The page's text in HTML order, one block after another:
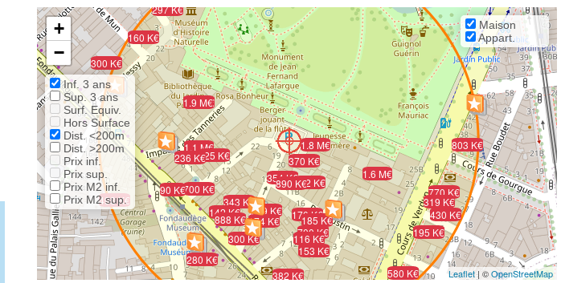
1.8 M€
160 K€
90 K€
297 K€
174 K€ 185 K€
890 K€
1.1 M€
219 K€
382 K€
425 K€
354 K€
195 K€
170 K€
116 K€
580 K€
700 K€
498 K€
728 K€
1.6 M€
430 K€
1.9 M€
370 K€
888 K€
280 K€
319 K€
770 K€
142 K€
700 K€
300 K€
153 K€
300 K€
236 K€
803 K€
343 K€
682 K€
+
−
Inf. 3 ans
Sup. 3 ans
Surf. Equiv.
Hors Surface
Dist. <200m
Dist. >200m
Prix inf.
Prix sup.
Prix M2 inf.
Prix M2 sup.
Maison
Appart.
Leaflet| ©OpenStreetMap